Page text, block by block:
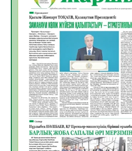
жұмыстарының тиімділігі
06.08.2026
Көкжөтел ауруы туралы
06.08.2026
АПВ вакцинасы туралы
06.08.2026
Open Air: Қызылорда
департаменті 20 мыңнан
көрерменнің қауіпсіздігін
06.08.2026